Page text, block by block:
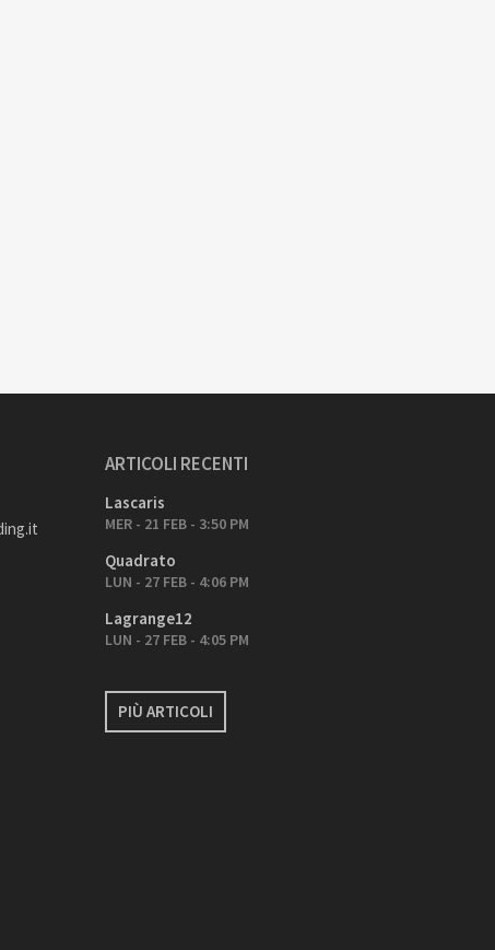
ARTICOLI RECENTI
Lascaris
MER - 21 FEB - 3:50 PM
Quadrato
LUN - 27 FEB - 4:06 PM
Lagrange12
LUN - 27 FEB - 4:05 PM
PIÙ ARTICOLI